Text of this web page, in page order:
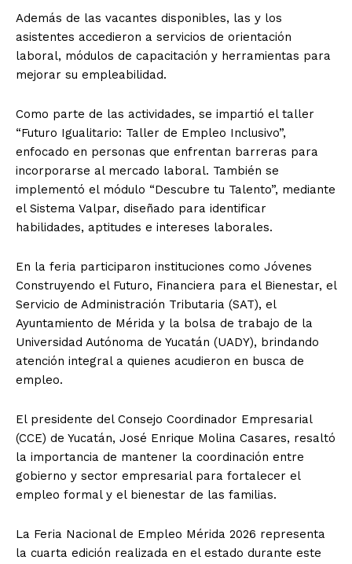
Además de las vacantes disponibles, las y los
asistentes accedieron a servicios de orientación
laboral, módulos de capacitación y herramientas para
mejorar su empleabilidad.
Como parte de las actividades, se impartió el taller
“Futuro Igualitario: Taller de Empleo Inclusivo”,
enfocado en personas que enfrentan barreras para
incorporarse al mercado laboral. También se
implementó el módulo “Descubre tu Talento”, mediante
el Sistema Valpar, diseñado para identificar
habilidades, aptitudes e intereses laborales.
En la feria participaron instituciones como Jóvenes
Construyendo el Futuro, Financiera para el Bienestar, el
Servicio de Administración Tributaria (SAT), el
Ayuntamiento de Mérida y la bolsa de trabajo de la
Universidad Autónoma de Yucatán (UADY), brindando
atención integral a quienes acudieron en busca de
empleo.
El presidente del Consejo Coordinador Empresarial
(CCE) de Yucatán, José Enrique Molina Casares, resaltó
la importancia de mantener la coordinación entre
gobierno y sector empresarial para fortalecer el
empleo formal y el bienestar de las familias.
La Feria Nacional de Empleo Mérida 2026 representa
la cuarta edición realizada en el estado durante este